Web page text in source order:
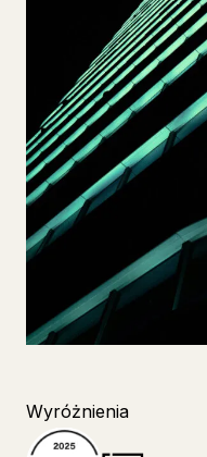
Wyróżnienia